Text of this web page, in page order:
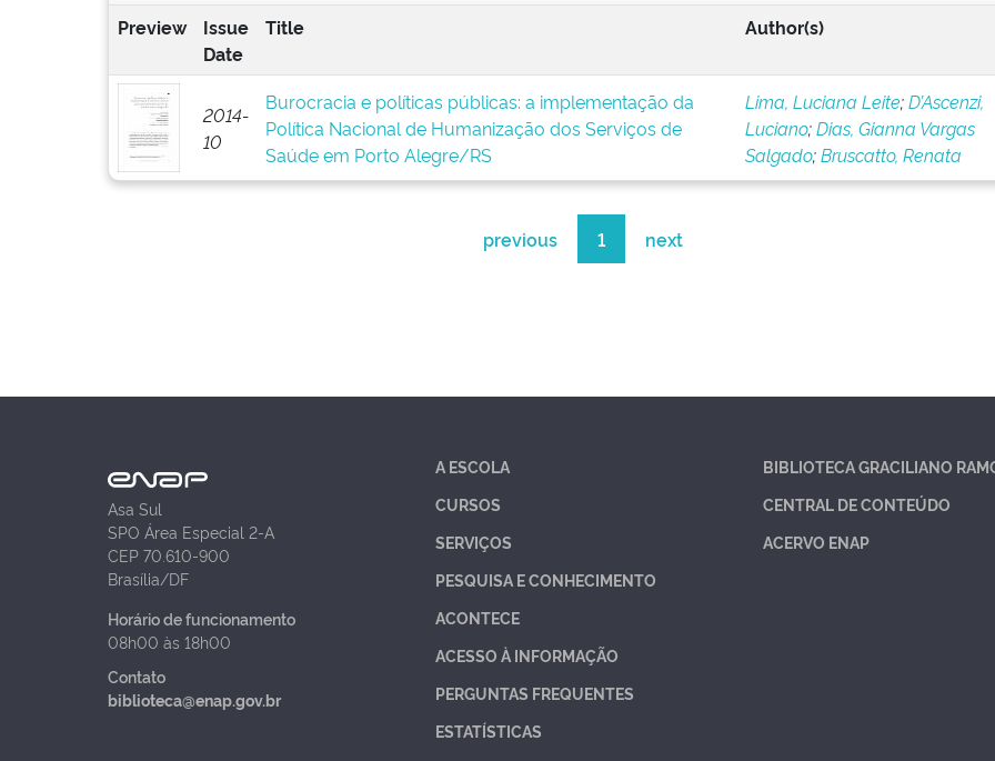
Preview
Issue
Date
Title Author(s)
2014-
10
Burocracia e políticas públicas: a implementação da
Política Nacional de Humanização dos Serviços de
Saúde em Porto Alegre/RS
Lima, Luciana Leite;D’Ascenzi,
Luciano;Dias, Gianna Vargas
Salgado;Bruscatto, Renata
previous 1 next
Asa Sul
SPO Área Especial 2-A
CEP 70.610-900
Brasília/DF
Horário de funcionamento
08h00 às 18h00
Contato
biblioteca@enap.gov.br
A ESCOLA
CURSOS
SERVIÇOS
PESQUISA E CONHECIMENTO
ACONTECE
ACESSO À INFORMAÇÃO
PERGUNTAS FREQUENTES
ESTATÍSTICAS
BIBLIOTECA GRACILIANO
CENTRAL DE CONTEÚDO
ACERVO ENAP